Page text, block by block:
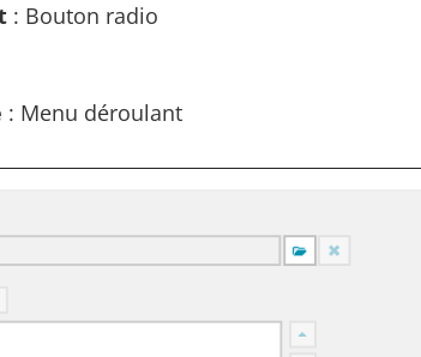
: Bouton radio
: Menu déroulant